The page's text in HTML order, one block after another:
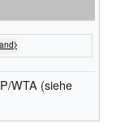
WTA (siehe